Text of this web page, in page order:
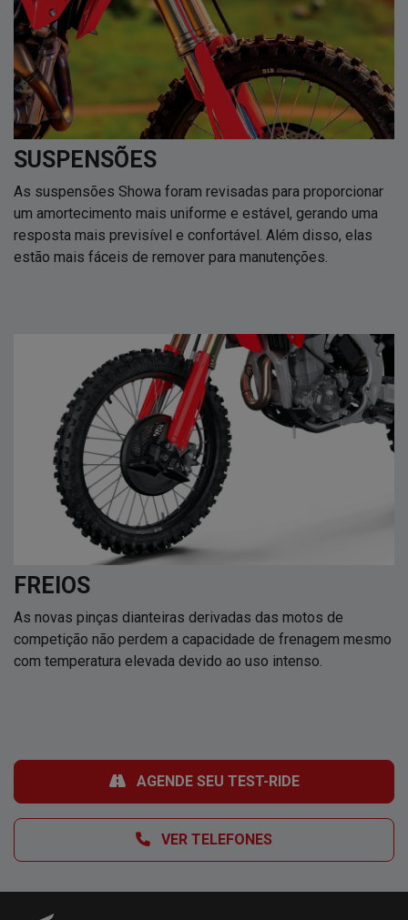
SUSPENSÕES
As suspensões Showa foram revisadas para proporcionar
um amortecimento mais uniforme e estável, gerando uma
resposta mais previsível e confortável. Além disso, elas
estão mais fáceis de remover para manutenções.
FREIOS
As novas pinças dianteiras derivadas das motos de
competição não perdem a capacidade de frenagem mesmo
com temperatura elevada devido ao uso intenso.
VER TELEFONES
AGENDE SEU TEST-RIDE